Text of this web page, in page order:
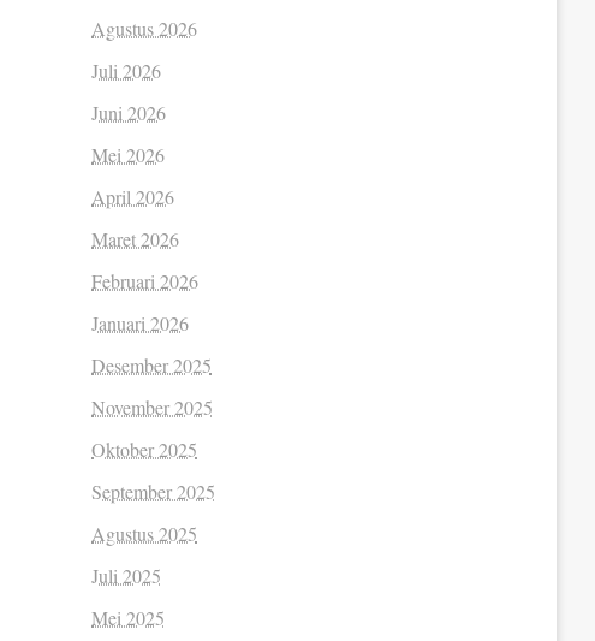
Agustus 2026
Juli 2026
Juni 2026
Mei 2026
April 2026
Maret 2026
Februari 2026
Januari 2026
Desember 2025
November 2025
Oktober 2025
September 2025
Agustus 2025
Juli 2025
Mei 2025